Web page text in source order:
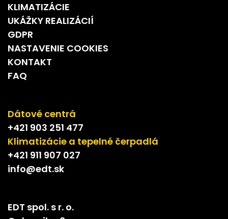
KLIMATIZÁCIE
UKÁŽKY REALIZÁCIÍ
GDPR
NASTAVENIE COOKIES
KONTAKT
FAQ
Dátové centrá
+421 903 251 477
Klimatizácie a tepelné čerpadlá
+421 911 907 027
info@edt.sk
EDT spol. s r. o.